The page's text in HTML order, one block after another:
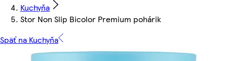
Kuchyňa
Stor Non Slip Bicolor Premium pohárik
Späť na Kuchyňa